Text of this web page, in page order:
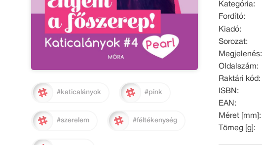
#katicalányok #pink
#szerelem #féltékenység
Kategória:
Fordító:
Kiadó:
Sorozat:
Megjelenés:
Oldalszám:
Raktári kód:
ISBN:
EAN:
Méret [mm]:
Tömeg [g]: